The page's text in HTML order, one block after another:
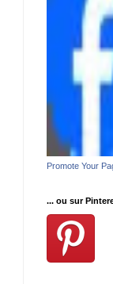
Promote Your
... ou sur